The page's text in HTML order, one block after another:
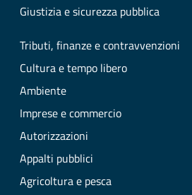
Giustizia e sicurezza pubblica
Tributi, finanze e contravvenzioni
Cultura e tempo libero
Ambiente
Imprese e commercio
Autorizzazioni
Appalti pubblici
Agricoltura e pesca